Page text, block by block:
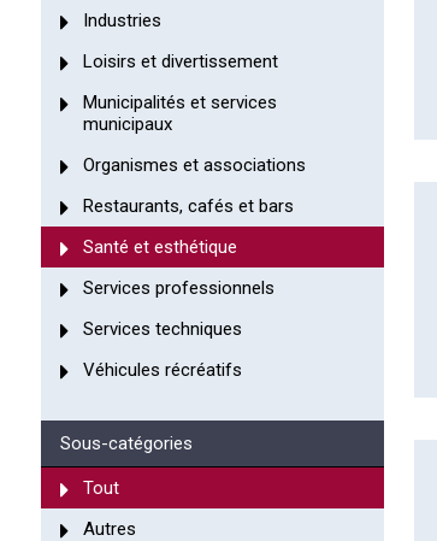
Industries
Loisirs et divertissement
Municipalités et services
municipaux
Organismes et associations
Restaurants, cafés et bars
Santé et esthétique
Services professionnels
Services techniques
Véhicules récréatifs
Sous-catégories
Tout
Autres